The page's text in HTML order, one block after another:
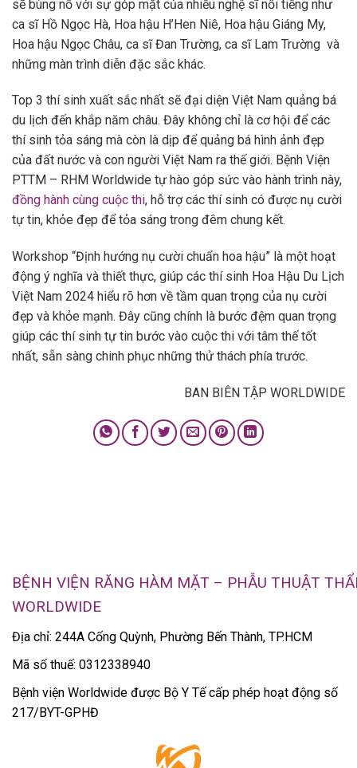
sẽ bùng nổ với sự góp mặt của nhiều nghệ sĩ nổi tiếng như
ca sĩ Hồ Ngọc Hà, Hoa hậu H’Hen Niê, Hoa hậu Giáng My,
Hoa hậu Ngọc Châu, ca sĩ Đan Trường, ca sĩ Lam Trường và
những màn trình diễn đặc sắc khác.
Top 3 thí sinh xuất sắc nhất sẽ đại diện Việt Nam quảng bá
du lịch đến khắp năm châu. Đây không chỉ là cơ hội để các
thí sinh tỏa sáng mà còn là dịp để quảng bá hình ảnh đẹp
của đất nước và con người Việt Nam ra thế giới. Bệnh Viện
PTTM – RHM Worldwide tự hào góp sức vào hành trình này,
đồng hành cùng cuộc thi, hỗ trợ các thí sinh có được nụ cười
tự tin, khỏe đẹp để tỏa sáng trong đêm chung kết.
Workshop “Định hướng nụ cười chuẩn hoa hậu” là một hoạt
động ý nghĩa và thiết thực, giúp các thí sinh Hoa Hậu Du Lịch
Việt Nam 2024 hiểu rõ hơn về tầm quan trọng của nụ cười
đẹp và khỏe mạnh. Đây cũng chính là bước đệm quan trọng
giúp các thí sinh tự tin bước vào cuộc thi với tâm thế tốt
nhất, sẵn sàng chinh phục những thử thách phía trước.
BAN BIÊN TẬP WORLDWIDE
BỆNH VIỆN RĂNG HÀM MẶT – PHẪU THUẬT
WORLDWIDE
Địa chỉ: 244A Cống Quỳnh, Phường Bến Thành, TP.HCM
Mã số thuế: 0312338940
Bệnh viện Worldwide được Bộ Y Tế cấp phép hoạt động số
217/BYT-GPHĐ